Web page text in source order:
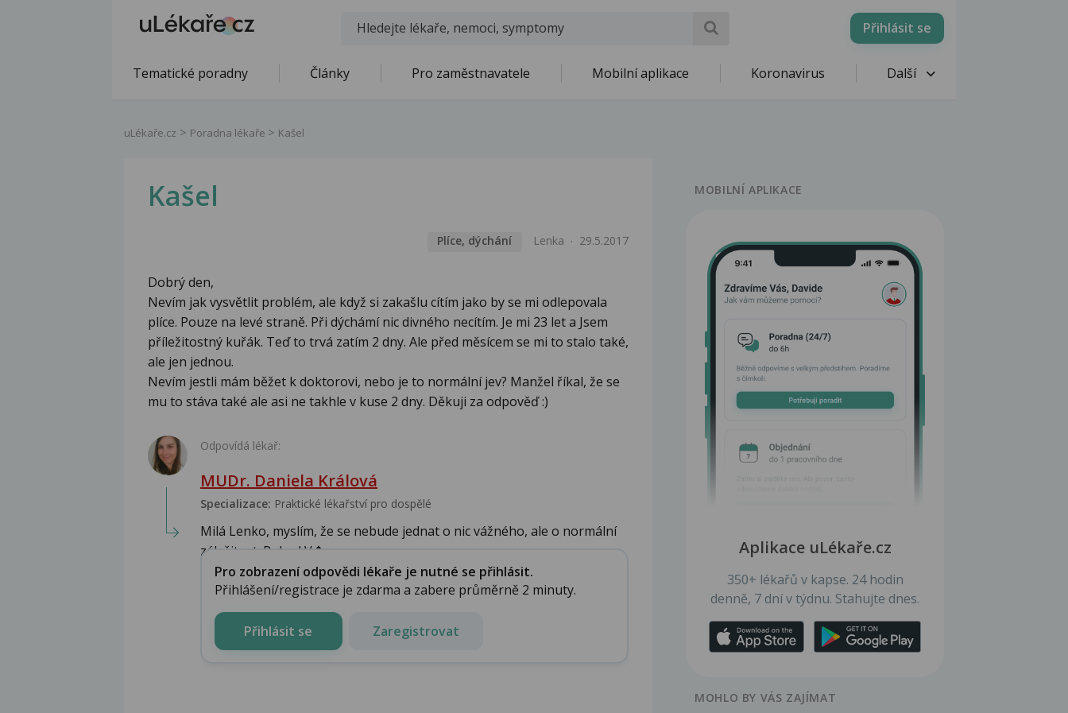
Přihlásit se
Tematické poradny Články Pro zaměstnavatele Mobilní aplikace Koronavirus Další
uLékaře.cz Poradna lékaře Kašel
Kašel
Plíce, dýchání Lenka 29.5.2017
Dobrý den,
Nevím jak vysvětlit problém, ale když si zakašlu cítím jako by se mi odlepovala
plíce. Pouze na levé straně. Při dýchámí nic divného necítím. Je mi 23 let a Jsem
příležitostný kuřák. Teď to trvá zatím 2 dny. Ale před měsícem se mi to stalo také,
ale jen jednou.
Nevím jestli mám běžet k doktorovi, nebo je to normální jev? Manžel říkal, že se
mu to stáva také ale asi ne takhle v kuse 2 dny. Děkuji za odpověď :)
Odpovídá lékař:
MUDr. Daniela Králová
Specializace: Praktické lékařství pro dospělé
Milá Lenko, myslím, že se nebude jednat o nic vážného, ale o normální
záležitost. Pokud V�...
Pro zobrazení odpovědi lékaře je nutné se přihlásit.
Přihlášení/registrace je zdarma a zabere průměrně 2 minuty.
Přihlásit se Zaregistrovat
MOBILNÍ APLIKACE
Aplikace uLékaře.cz
350+ lékařů v kapse. 24 hodin
denně, 7 dní v týdnu. Stahujte dnes.
MOHLO BY VÁS ZAJÍMAT